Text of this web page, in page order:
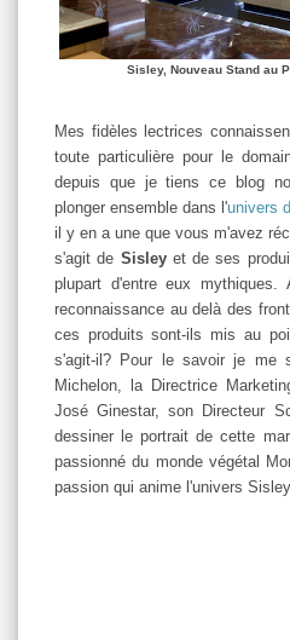
Sisley, Nouveau Stand au
Mes fidèles lectrices
toute particulière pour le
depuis que je tiens ce blog
plonger ensemble dans l'univers
il y en a une que vous m'avez
s'agit de Sisley et de ses
plupart d'entre eux
reconnaissance au delà des
ces produits sont-ils mis au
s'agit-il? Pour le savoir je me
Michelon, la Directrice
José Ginestar, son Directeur
dessiner le portrait de cette
passionné du monde végétal
passion qui anime l'univers